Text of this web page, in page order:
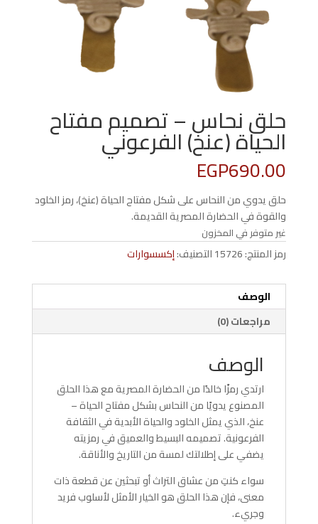
حلق نحاس – تصميم مفتاح
الحياة (عنخ) الفرعوني
EGP690.00
حلق يدوي من النحاس على شكل مفتاح الحياة (عنخ)، رمز الخلود
والقوة في الحضارة المصرية القديمة.
غير متوفر في المخزون
رمز المنتج:15726التصنيف:إكسسوارات
الوصف
مراجعات (0)
الوصف
ارتدي رمزًا خالدًا من الحضارة المصرية مع هذا الحلق
المصنوع يدويًا من النحاس بشكل مفتاح الحياة –
عنخ، الذي يمثل الخلود والحياة الأبدية في الثقافة
الفرعونية. تصميمه البسيط والعميق في رمزيته
يضفي على إطلالتك لمسة من التاريخ والأناقة.
سواء كنتِ من عشاق التراث أو تبحثين عن قطعة ذات
معنى، فإن هذا الحلق هو الخيار الأمثل لأسلوب فريد
وجريء.